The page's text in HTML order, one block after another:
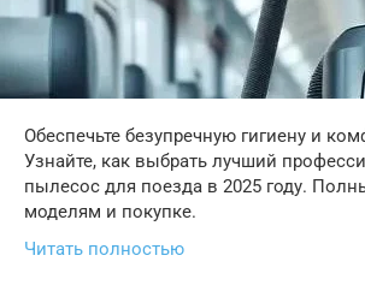
Обеспечьте безупречную гигиену и
Узнайте, как выбрать лучший
пылесос для поезда в 2025 году.
моделям и покупке.
Читать полностью